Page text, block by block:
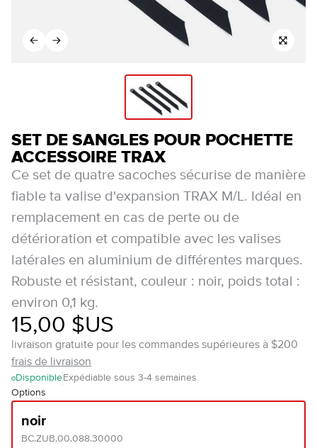
SET DE SANGLES POUR POCHETTE
ACCESSOIRE TRAX
Ce set de quatre sacoches sécurise de manière
fiable ta valise d'expansion TRAX M/L. Idéal en
remplacement en cas de perte ou de
détérioration et compatible avec les valises
latérales en aluminium de différentes marques.
Robuste et résistant, couleur : noir, poids total :
environ 0,1 kg.
15,00 $US
livraison gratuite pour les commandes supérieures à $200
frais de livraison
Disponible Expédiable sous 3-4 semaines
Options
noir
BC.ZUB.00.088.30000